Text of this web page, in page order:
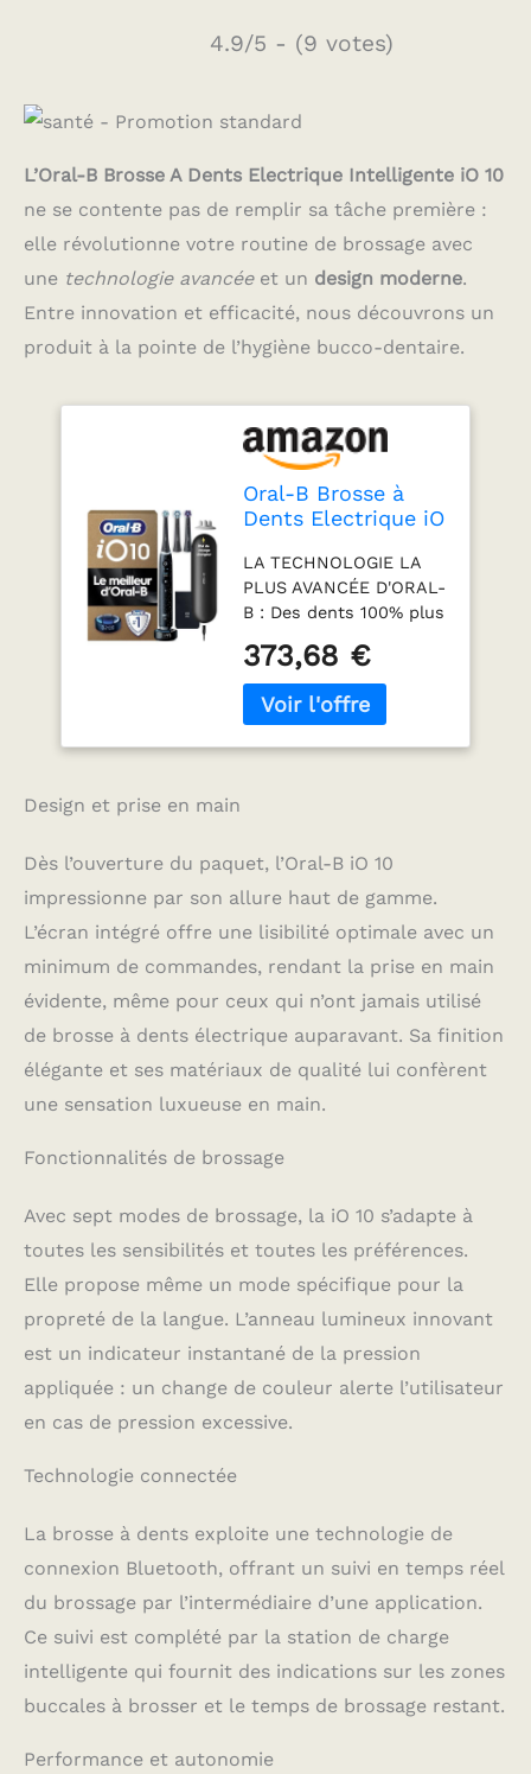
4.9/5 - (9 votes)
L’Oral-B Brosse A Dents Electrique Intelligente iO 10
ne se contente pas de remplir sa tâche première :
elle révolutionne votre routine de brossage avec
une technologie avancéeet un design moderne.
Entre innovation et efficacité, nous découvrons un
produit à la pointe de l’hygiène bucco-dentaire.
Oral-B Brosse à
Dents Electrique iO
Rechange, Noire– 7
Modes de Brossage
dont Blancheur et
Soin des Gencives,
Capteur de
Pression, Batterie
Rechargeable,
Guidage IA, Etui
LA TECHNOLOGIE LA
PLUS AVANCÉE D'ORAL-
B : Des dents 100% plus
par rapport à une
brosse à dents
manuelle grâce à la
ZONE DE BROSSAGE :
Fini les dents de
derrière mal brossées
grâce à l’application
Oral-B alimentée par l'IA
réel sur les 3 surfaces
de vos dents les
endroits de votre
bouche où vous n'êtes
pas encore passés
GENCIVES : Protégez
capteur de pression
signal rouge lorsque
vous vous brossez trop
vigoureusement, il émet
pression est idéale
SUIVI DU BROSSAGE
Obtenez un brossage
conseils de temps de
brossage et de pression
directement sur le
chargeur CONSEILS
Maintenez votre bouche
plus saine plus
les 8 personnes sur 10
373,68 €
Design et prise en main
Dès l’ouverture du paquet, l’Oral-B iO 10
impressionne par son allure haut de gamme.
L’écran intégré offre une lisibilité optimale avec un
minimum de commandes, rendant la prise en main
évidente, même pour ceux qui n’ont jamais utilisé
de brosse à dents électrique auparavant. Sa finition
élégante et ses matériaux de qualité lui confèrent
une sensation luxueuse en main.
Fonctionnalités de brossage
Avec sept modes de brossage, la iO 10 s’adapte à
toutes les sensibilités et toutes les préférences.
Elle propose même un mode spécifique pour la
propreté de la langue. L’anneau lumineux innovant
est un indicateur instantané de la pression
appliquée : un change de couleur alerte l’utilisateur
en cas de pression excessive.
Technologie connectée
La brosse à dents exploite une technologie de
connexion Bluetooth, offrant un suivi en temps réel
du brossage par l’intermédiaire d’une application.
Ce suivi est complété par la station de charge
intelligente qui fournit des indications sur les zones
buccales à brosser et le temps de brossage restant.
Performance et autonomie